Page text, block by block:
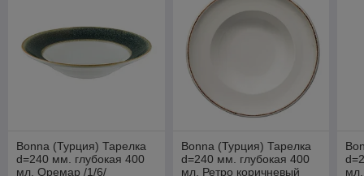
Bonna (Турция) Тарелка
d=240 мм. глубокая 400
мл. Оремар /1/6/
Bonna (Турция) Тарелка
d=240 мм. глубокая 400
мл. Ретро коричневый